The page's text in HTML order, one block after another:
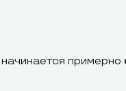
примерно